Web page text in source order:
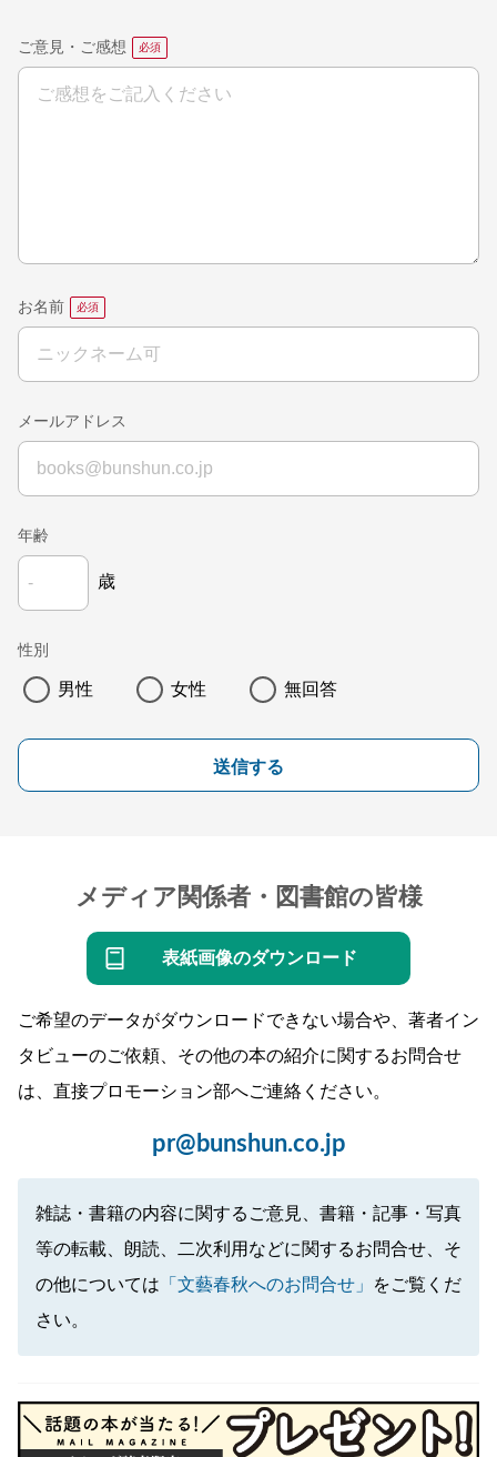
ご意見・ご感想
お名前
メールアドレス
年齢
歳
性別
男性 女性 無回答
送信する
メディア関係者・図書館の皆様
表紙画像のダウンロード
ご希望のデータがダウンロードできない場合や、著者イン
タビューのご依頼、その他の本の紹介に関するお問合せ
は、直接プロモーション部へご連絡ください。
pr@bunshun.co.jp
雑誌・書籍の内容に関するご意見、書籍・記事・写真
等の転載、朗読、二次利用などに関するお問合せ、そ
の他については 「文藝春秋へのお問合せ」
をご覧くだ
さい。